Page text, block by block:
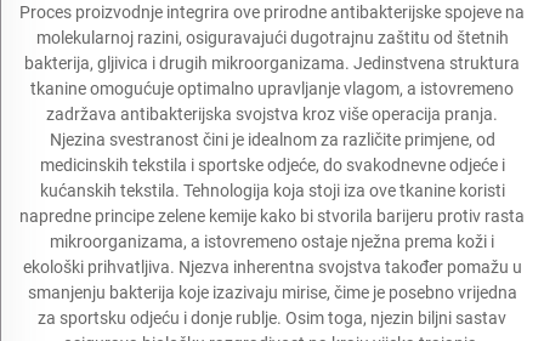
Proces proizvodnje integrira ove prirodne antibakterijske spojeve na
molekularnoj razini, osiguravajući dugotrajnu zaštitu od štetnih
bakterija, gljivica i drugih mikroorganizama. Jedinstvena struktura
tkanine omogućuje optimalno upravljanje vlagom, a istovremeno
zadržava antibakterijska svojstva kroz više operacija pranja.
Njezina svestranost čini je idealnom za različite primjene, od
medicinskih tekstila i sportske odjeće, do svakodnevne odjeće i
kućanskih tekstila. Tehnologija koja stoji iza ove tkanine koristi
napredne principe zelene kemije kako bi stvorila barijeru protiv rasta
mikroorganizama, a istovremeno ostaje nježna prema koži i
ekološki prihvatljiva. Njezva inherentna svojstva također pomažu u
smanjenju bakterija koje izazivaju mirise, čime je posebno vrijedna
za sportsku odjeću i donje rublje. Osim toga, njezin biljni sastav